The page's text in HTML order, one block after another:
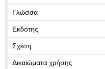
Γλώσσα
Εκδότης
Σχέση
Δικαιώματα χρήσης